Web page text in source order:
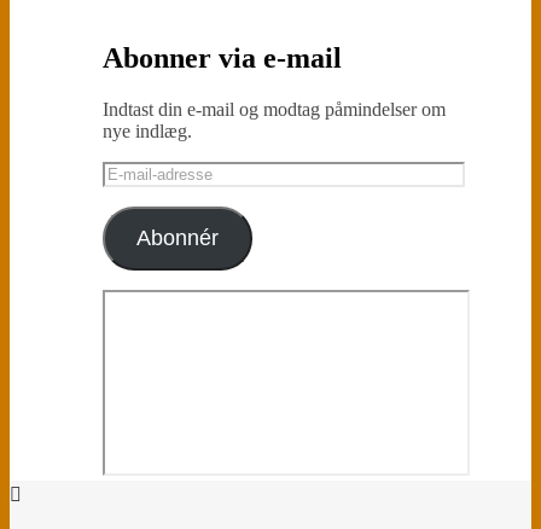
Abonner via e-mail
Indtast din e-mail og modtag påmindelser om
nye indlæg.
E-
mail-
adresse
Abonnér